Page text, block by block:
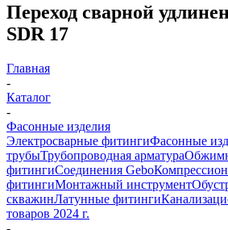
Переход сварной
SDR 17
Главная
-
Каталог
-
Фасонные изделия
Электросварные фитингиФасонные
трубыТрубопроводная арматура
фитингиСоединения Gebo
фитингиМонтажный инструмент
скважинЛатунные фитинги
товаров 2024 г.